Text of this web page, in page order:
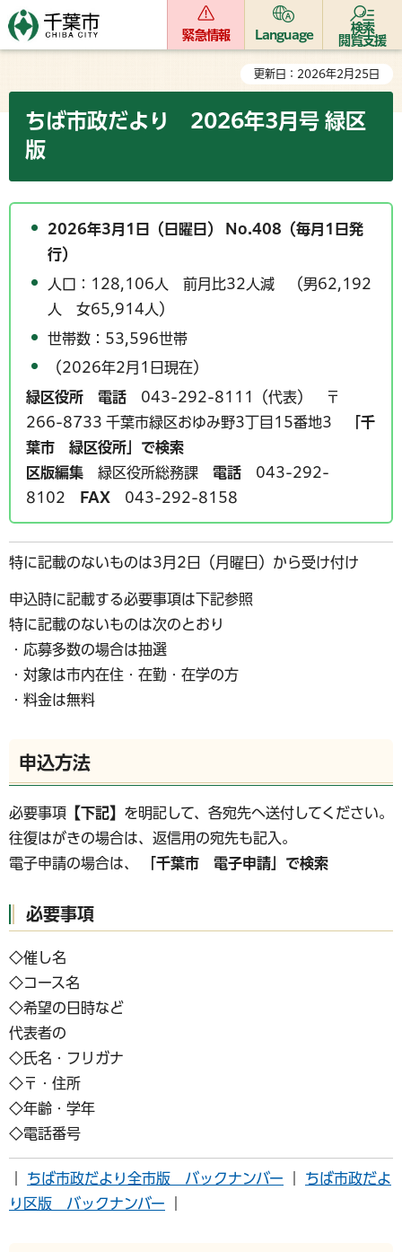
緊急情報 Language
検索
閲覧支援
更新日：2026年2月25日
ちば市政だより 2026年3月号 緑区
版
2026年3月1日（日曜日） No.408（毎月1日発
行）
人口：128,106人 前月比32人減 （男62,192
人 女65,914人）
世帯数：53,596世帯
（2026年2月1日現在）
緑区役所 電話 043-292-8111（代表） 〒
266-8733 千葉市緑区おゆみ野3丁目15番地3
「千
葉市 緑区役所」で検索
区版編集 緑区役所総務課 電話 043-292-
8102
FAX 043-292-8158
特に記載のないものは3月2日（月曜日）から受け付け
申込時に記載する必要事項は下記参照
特に記載のないものは次のとおり
・応募多数の場合は抽選
・対象は市内在住・在勤・在学の方
・料金は無料
申込方法
必要事項 【下記】 を明記して、各宛先へ送付してください。
往復はがきの場合は、返信用の宛先も記入。
電子申請の場合は、
「千葉市 電子申請」で検索
必要事項
◇催し名
◇コース名
◇希望の日時など
代表者の
◇氏名・フリガナ
◇〒・住所
◇年齢・学年
◇電話番号
ちば市政だより全市版 バックナンバー
ちば市政だよ
り区版 バックナンバー